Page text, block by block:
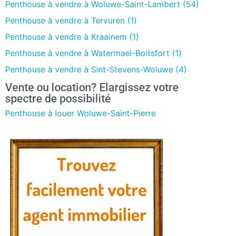
Penthouse à vendre à Woluwe-Saint-Lambert (54)
Penthouse à vendre à Tervuren (1)
Penthouse à vendre à Kraainem (1)
Penthouse à vendre à Watermael-Boitsfort (1)
Penthouse à vendre à Sint-Stevens-Woluwe (4)
Vente ou location? Elargissez votre
spectre de possibilité
Penthouse à louer Woluwe-Saint-Pierre